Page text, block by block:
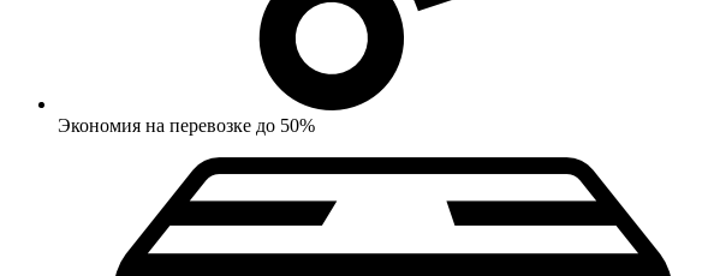
Экономия на перевозке до 50%